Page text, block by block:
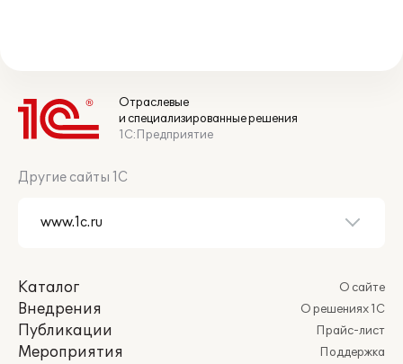
Отраслевые
и специализированные решения
1С:Предприятие
Другие сайты 1С
Каталог
Внедрения
Публикации
Мероприятия
О сайте
О решениях 1С
Прайс-лист
Поддержка